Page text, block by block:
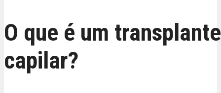
O que é um transplante
capilar?